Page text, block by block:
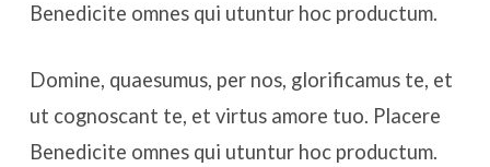
Benedicite omnes qui utuntur hoc productum.
Domine, quaesumus, per nos, glorificamus te, et
ut cognoscant te, et virtus amore tuo. Placere
Benedicite omnes qui utuntur hoc productum.